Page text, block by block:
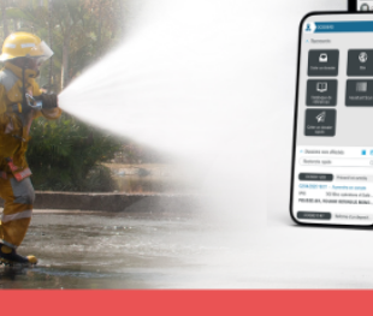
GROUPEMENTS